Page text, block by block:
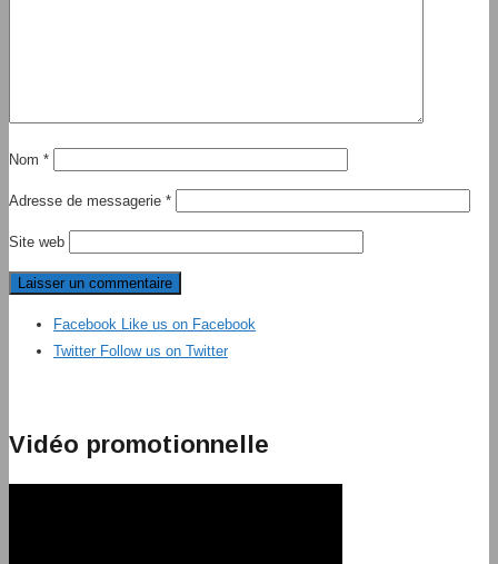
Nom *
Adresse de messagerie *
Site web
Facebook Like us on Facebook
Twitter Follow us on Twitter
Vidéo promotionnelle